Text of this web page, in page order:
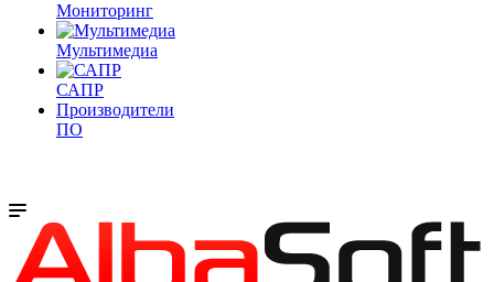
Мониторинг
Мультимедиа
САПР
Производители
ПО